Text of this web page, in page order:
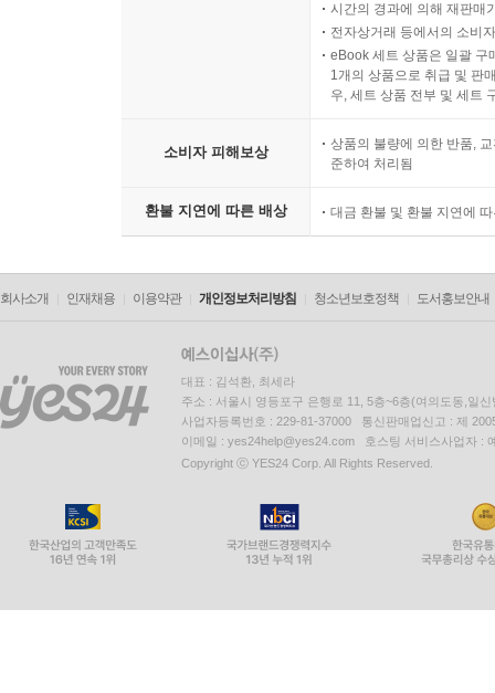
시간의 경과에 의해 재판매
전자상거래 등에서의 소비
eBook 세트 상품은 일괄 구
1개의 상품으로 취급 및 판
우, 세트 상품 전부 및 세트
소비자 피해보상
상품의 불량에 의한 반품,
준하여 처리됨
환불 지연에 따른 배상 대금 환불 및 환불 지연에
회사소개 인재채용 이용약관 개인정보처리방침 청소년보호정책 도서홍보안내
대표 : 김석환, 최세라
주소 : 서울시 영등포구 은행로 11, 5층~6층(여의도동,일신
사업자등록번호 : 229-81-37000 통신판매업신고 : 제
이메일 : yes24help@yes24.com 호스팅 서비스사업자 :
Copyright ⓒ YES24 Corp. All Rights Reserved.